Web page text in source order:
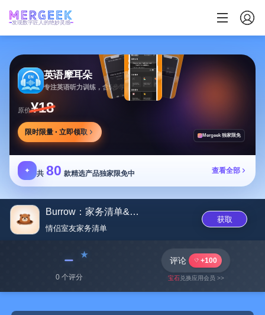
发现数字匠人的绝妙灵感
英语摩耳朵
原价¥18
限时限量 · 立即领取 Mergeek 独家限免
✦ 共 80 款精选产品独家限免中 查看全部
Burrow：家务清单&追踪器
情侣室友家务清单
获取
﹣
0 个评分
评论 +100
宝石兑换应用会员 >>